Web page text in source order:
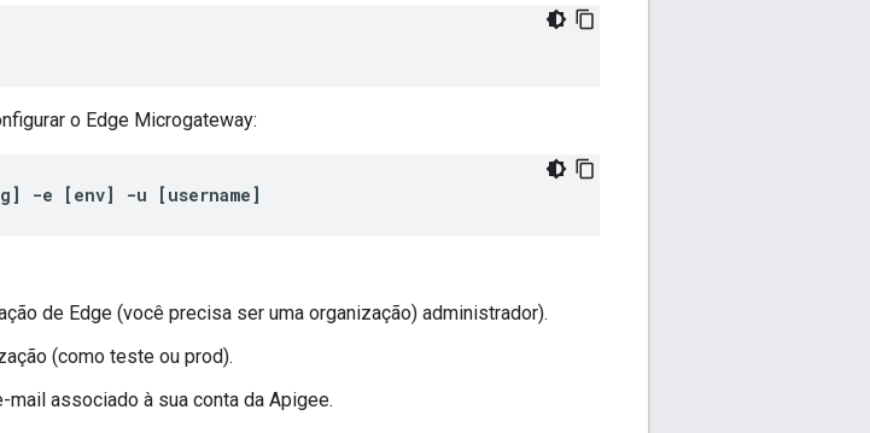
o Edge Microgateway:
] -e [ env] -u [ username]
de Edge (você precisa ser uma organização) administrador).
(como teste ou prod).
mail associado à sua conta da Apigee.